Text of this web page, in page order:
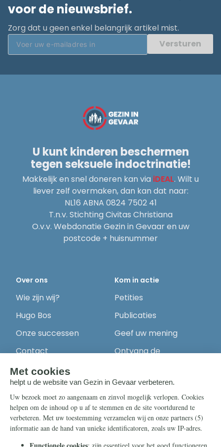
voor de nieuwsbrief.
Zorg dat u geen enkel belangrijk artikel mist.
Versturen
U kunt kinderen beschermen
tegen seksuele indoctrinatie!
Makkelijk en snel doneren kan via iDEAL. Wilt u
liever zelf overmaken, dan kan dat naar:
NL16 ABNA 0824 7502 41
T.n.v. Stichting Civitas Christiana
O.v.v. Webdonatie Gezin in Gevaar en uw
postcode + huisnummer
Over ons
Wie zijn wij?
Hugo Bos
Onze successen
Contact
Kom in actie
Petities
Publicaties
Geef uw mening
Ontvang de
Steun ons
Nieuwsbrief
Eenmalig
Info
Contact
Ontvang onze
Telegram-berichten